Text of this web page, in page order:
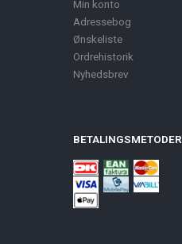
Min konto
Adressebog
Ønskeliste
Ordrehistorik
Nyhedsbrev
BETALINGSMETODER